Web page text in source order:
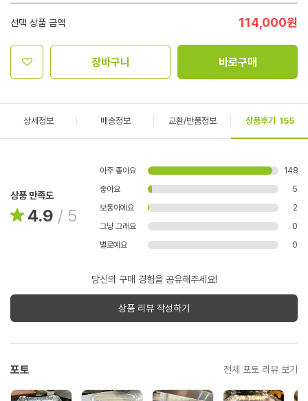
선택 상품 금액 114,000원
장바구니 바로구매
상세정보 배송정보 교환/반품정보 상품후기 155
상품 만족도
4.9 / 5
아주 좋아요
148
좋아요
5
보통이에요
2
그냥 그래요
0
별로예요
0
당신의 구매 경험을 공유해주세요!
상품 리뷰 작성하기
포토 전체 포토 리뷰 보기